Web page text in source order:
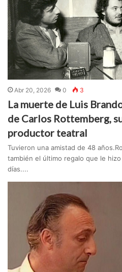
Abr 20, 2026 0 3
La muerte de Luis
de Carlos Rottemberg,
productor teatral
Tuvieron una amistad de 48
también el último regalo que le
días....